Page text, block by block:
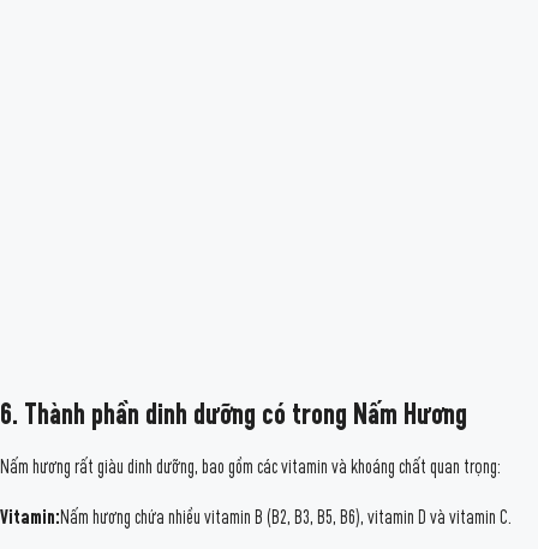
6. Thành phần dinh dưỡng có trong Nấm Hương
Nấm hương rất giàu dinh dưỡng, bao gồm các vitamin và khoáng chất quan trọng:
Vitamin:Nấm hương chứa nhiều vitamin B (B2, B3, B5, B6), vitamin D và vitamin C.